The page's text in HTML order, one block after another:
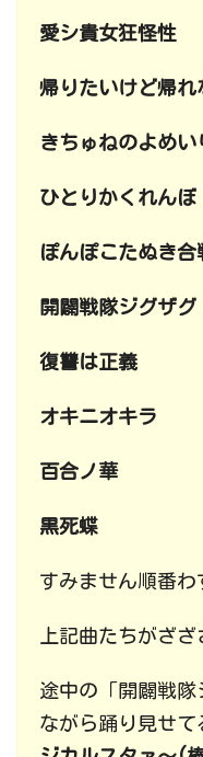
愛シ貴女狂怪性
帰りたいけど帰れ
きちゅねのよめい
ひとりかくれんぼ
ぽんぽこたぬき合
開闢戦隊ジグザグ
復讐は正義
オキニオキラ
百合ノ華
黒死蝶
すみません順番
上記曲たちがざ
途中の「開闢戦隊
ながら踊り見せて